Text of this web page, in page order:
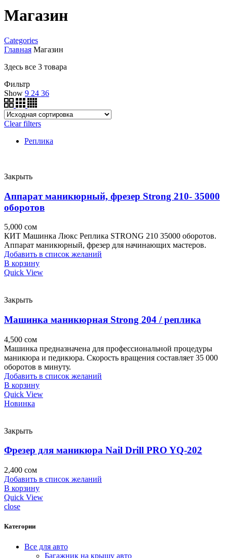
Магазин
Categories
Главная Магазин
Здесь все 3 товара
Фильтр
Show 9 24 36
Clear filters
Реплика
Закрыть
Аппарат маникюрный, фрезер Strong 210- 35000
оборотов
5,000 сом
КИТ Машинка Люкс Реплика STRONG 210 35000 оборотов.
Аппарат маникюрный, фрезер для начинающих мастеров.
Добавить в список желаний
В корзину
Quick View
Закрыть
Машинка маникюрная Strong 204 / реплика
4,500 сом
Машинка предназначена для профессиональной процедуры
маникюра и педикюра. Скорость вращения составляет 35 000
оборотов в минуту.
Добавить в список желаний
В корзину
Quick View
Новинка
Закрыть
Фрезер для маникюра Nail Drill PRO YQ-202
2,400 сом
Добавить в список желаний
В корзину
Quick View
close
Категории
Все для авто
Багажник на крышу авто